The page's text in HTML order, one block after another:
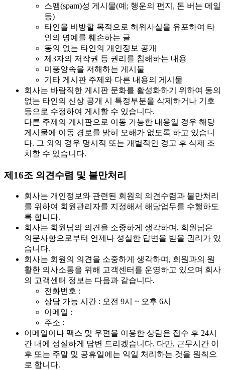
스팸(spam)성 게시물(예; 행운의 편지, 돈 버는 메일
등)
타인을 비방할 목적으로 허위사실을 유포하여 타
인의 명예를 훼손하는 글
동의 없는 타인의 개인정보 공개
제3자의 저작권 등 권리를 침해하는 내용
미풍양속을 저해하는 게시물
기타 게시판 주제와 다른 내용의 게시물
회사는 바람직한 게시판 문화를 활성화하기 위하여 동의
없는 타인의 신상 공개 시 특정부분을 삭제하거나 기호
등으로 수정하여 게시할 수 있습니다.
다른 주제의 게시판으로 이동 가능한 내용일 경우 해당
게시물에 이동 경로를 밝혀 오해가 없도록 하고 있습니
다. 그 외의 경우 명시적 또는 개별적인 경고 후 삭제 조
치할 수 있습니다.
제16조 의견수렴 및 불만처리
회사는 개인정보와 관련된 회원의 의견수렴과 불만처리
를 위하여 회원관리자를 지정해서 해당업무를 수행하도
록 합니다.
회사는 회원님의 의견을 소중하게 생각하며, 회원님은
의문사항으로부터 언제나 성실한 답변을 받을 권리가 있
습니다.
회사는 회원의 의견을 소중하게 생각하며, 회원과의 원
활한 의사소통을 위해 고객센터를 운영하고 있으며 회사
의 고객센터 정보는 다음과 같습니다.
전화번호 :
상담 가능 시간 : 오전 9시 ~ 오후 6시
이메일 :
주소 :
이메일이나 팩스 및 우편을 이용한 상담은 접수 후 24시
간 내에 성실하게 답변 드리겠습니다. 다만, 근무시간 이
후 또는 주말 및 공휴일에는 익일 처리하는 것을 원칙으
로 합니다.